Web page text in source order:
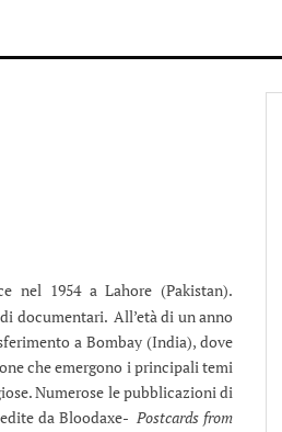
nel 1954 a Lahore (Pakistan).
di documentari. All’età di un anno
a Bombay (India), dove
che emergono i principali temi
Numerose le pubblicazioni di
edite da Bloodaxe-Postcards from